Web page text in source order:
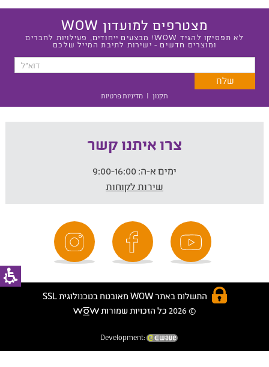
מצטרפים למועדון WOW
לא תפסיקו להגיד WOW! מבצעים ייחודים, פעילויות לחברים
ומוצרים חדשים - ישירות לתיבת המייל שלכם
תקנון | מדיניות פרטיות
צרו איתנו קשר
ימים א-ה:
שירות לקוחות
התשלום באתר WOW מאובטח בטכנולוגית SSL
© 2026 כל הזכויות שמורות
Development: